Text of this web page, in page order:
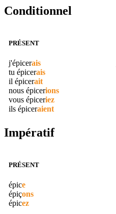
Conditionnel
PRÉSENT
j'épicerais
tu épicerais
il épicerait
nous épicerions
vous épiceriez
ils épiceraient
Impératif
PRÉSENT
épice
épiçons
épicez